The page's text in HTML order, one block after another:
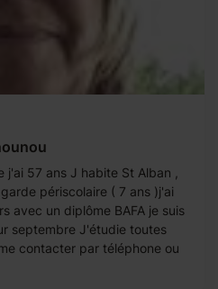
57 ans J habite St Alban ,
périscolaire ( 7 ans )j'ai
avec un diplôme BAFA je suis
septembre J'étudie toutes
contacter par téléphone ou